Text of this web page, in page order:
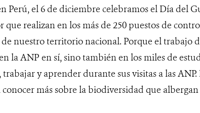
Perú, el 6 de diciembre celebramos el Día del
que realizan en los más de 250 puestos de
nuestro territorio nacional. Porque el trabajo
la ANP en sí, sino también en los miles de
y aprender durante sus visitas a las
más sobre la biodiversidad que